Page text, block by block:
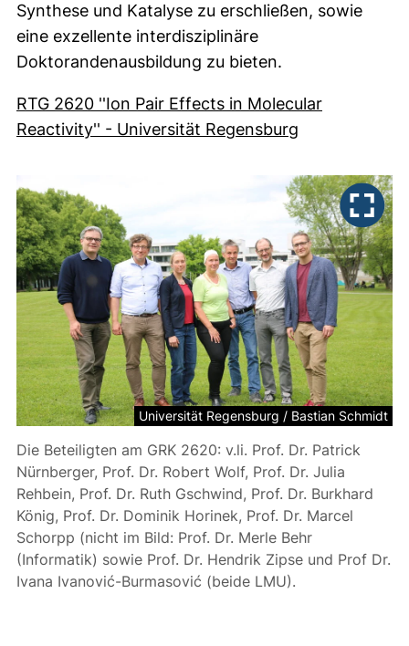
Synthese und Katalyse zu erschließen, sowie
eine exzellente interdisziplinäre
Doktorandenausbildung zu bieten.
RTG 2620 ''Ion Pair Effects in Molecular
Reactivity'' - Universität Regensburg
Universität Regensburg / Bastian Schmidt
Die Beteiligten am GRK 2620: v.li. Prof. Dr. Patrick
Nürnberger, Prof. Dr. Robert Wolf, Prof. Dr. Julia
Rehbein, Prof. Dr. Ruth Gschwind, Prof. Dr. Burkhard
König, Prof. Dr. Dominik Horinek, Prof. Dr. Marcel
Schorpp (nicht im Bild: Prof. Dr. Merle Behr
(Informatik) sowie Prof. Dr. Hendrik Zipse und Prof Dr.
Ivana Ivanović-Burmasović (beide LMU).